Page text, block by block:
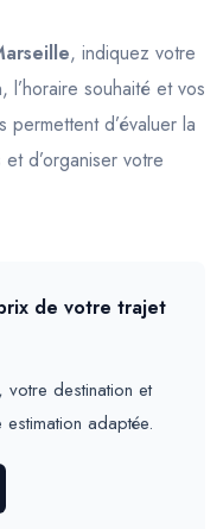
, indiquez votre
souhaité et vos
d’évaluer la
d’organiser votre
de votre trajet
destination et
adaptée.